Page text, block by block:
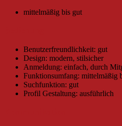
mittelmäßig bis gut
Benutzerfreundlichkeit: gut
Design: modern, stilsicher
Anmeldung: einfach, durch
Funktionsumfang: mittelmäßig
Suchfunktion: gut
Profil Gestaltung: ausführlich